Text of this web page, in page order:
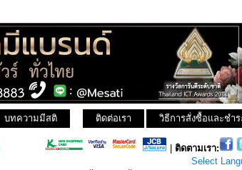
บทความมีสติ วิธีการสั่งซื้อและชำร
ติดต่อเรา
ติดตามเรา:
Select